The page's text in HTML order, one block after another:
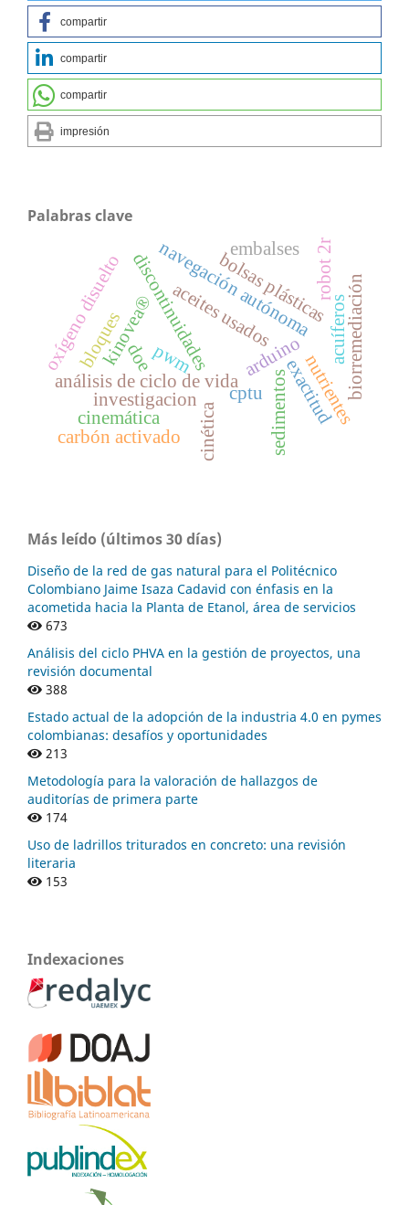
compartir
compartir
compartir
impresión
Palabras clave
investigacion
arduino
análisis de ciclo de vida
discontinuidades
navegación autónoma
cptu exactitud
oxígeno disuelto
sedimentos
kinovea®
cinemática cinética
bolsas plásticas
carbón activado
acuíferosbiorremediación
aceites usados
bloquesdoe nutrientes
robot 2r
pwm
embalses
Más leído (últimos 30 días)
Diseño de la red de gas natural para el Politécnico
Colombiano Jaime Isaza Cadavid con énfasis en la
acometida hacia la Planta de Etanol, área de servicios
673
Análisis del ciclo PHVA en la gestión de proyectos, una
revisión documental
388
Estado actual de la adopción de la industria 4.0 en pymes
colombianas: desafíos y oportunidades
213
Metodología para la valoración de hallazgos de
auditorías de primera parte
174
Uso de ladrillos triturados en concreto: una revisión
literaria
153
Indexaciones